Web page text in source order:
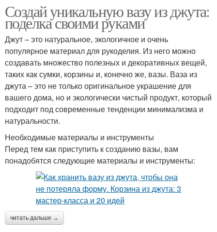
Создай уникальную вазу из джута:
поделка своими руками
Джут – это натуральное, экологичное и очень
популярное материал для рукоделия. Из него можно
создавать множество полезных и декоративных вещей,
таких как сумки, корзины и, конечно же, вазы. Ваза из
джута – это не только оригинальное украшение для
вашего дома, но и экологически чистый продукт, который
подходит под современные тенденции минимализма и
натуральности.
Необходимые материалы и инструменты
Перед тем как приступить к созданию вазы, вам
понадобятся следующие материалы и инструменты:
читать дальше →